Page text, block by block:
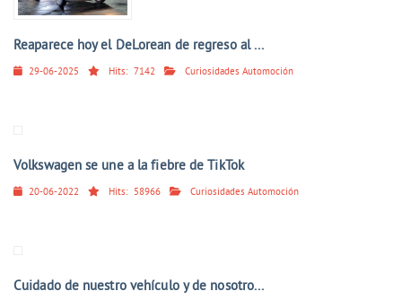
Reaparece hoy el DeLorean de regreso al ...
29-06-2025 Hits: 7142 Curiosidades Automoción
Volkswagen se une a la fiebre de TikTok
20-06-2022 Hits: 58966 Curiosidades Automoción
Cuidado de nuestro vehículo y de nosotro...